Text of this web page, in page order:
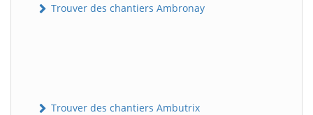
Trouver des chantiers Ambronay
Trouver des chantiers Ambutrix